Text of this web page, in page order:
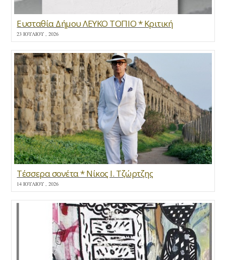
Ευσταθία Δήμου ΛΕΥΚΟ ΤΟΠΙΟ * Κριτική
23 ΙΟΥΛΊΟΥ , 2026
Τέσσερα σονέτα * Νίκος Ι. Τζώρτζης
14 ΙΟΥΛΊΟΥ , 2026